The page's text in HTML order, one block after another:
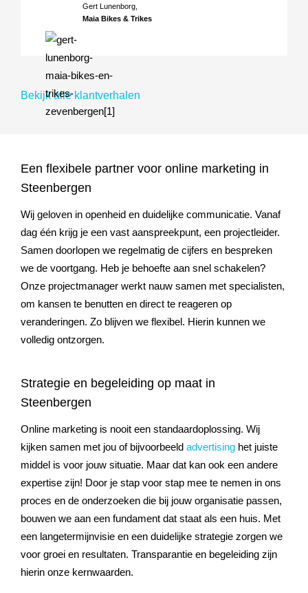
Gert Lunenborg,
Maia Bikes & Trikes
Bekijk alle klantverhalen
Een flexibele partner voor online marketing in
Steenbergen
Wij geloven in openheid en duidelijke communicatie. Vanaf
dag één krijg je een vast aanspreekpunt, een projectleider.
Samen doorlopen we regelmatig de cijfers en bespreken
we de voortgang. Heb je behoefte aan snel schakelen?
Onze projectmanager werkt nauw samen met specialisten,
om kansen te benutten en direct te reageren op
veranderingen. Zo blijven we flexibel. Hierin kunnen we
volledig ontzorgen.
Strategie en begeleiding op maat in
Steenbergen
Online marketing is nooit een standaardoplossing. Wij
kijken samen met jou of bijvoorbeeld advertising het juiste
middel is voor jouw situatie. Maar dat kan ook een andere
expertise zijn! Door je stap voor stap mee te nemen in ons
proces en de onderzoeken die bij jouw organisatie passen,
bouwen we aan een fundament dat staat als een huis. Met
een langetermijnvisie en een duidelijke strategie zorgen we
voor groei en resultaten. Transparantie en begeleiding zijn
hierin onze kernwaarden.